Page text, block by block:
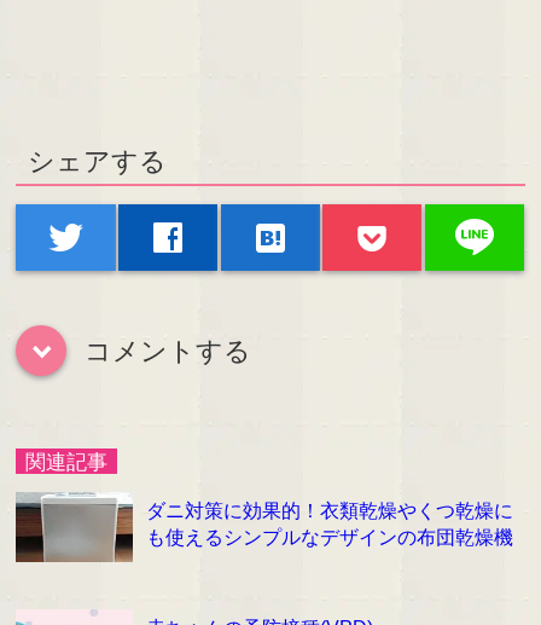
シェアする
twitter facebook hatenabookmark line
down コメントする
関連記事
ダニ対策に効果的！衣類乾燥やくつ乾燥に
も使えるシンプルなデザインの布団乾燥機